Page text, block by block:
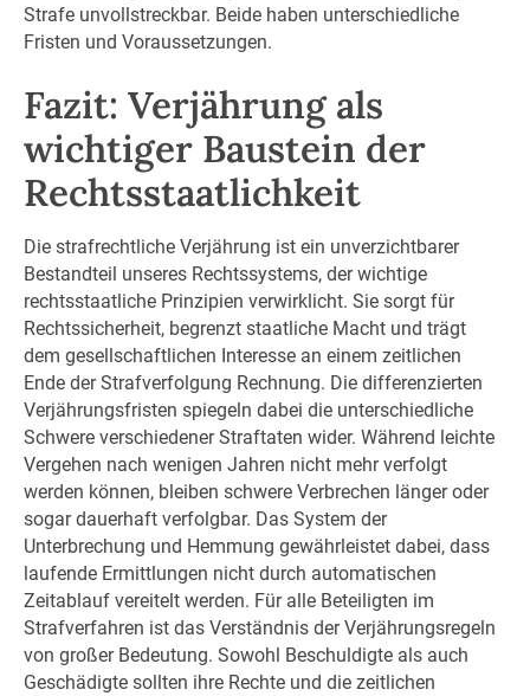
Strafe unvollstreckbar. Beide haben unterschiedliche
Fristen und Voraussetzungen.
Fazit: Verjährung als
wichtiger Baustein der
Rechtsstaatlichkeit
Die strafrechtliche Verjährung ist ein unverzichtbarer
Bestandteil unseres Rechtssystems, der wichtige
rechtsstaatliche Prinzipien verwirklicht. Sie sorgt für
Rechtssicherheit, begrenzt staatliche Macht und trägt
dem gesellschaftlichen Interesse an einem zeitlichen
Ende der Strafverfolgung Rechnung. Die differenzierten
Verjährungsfristen spiegeln dabei die unterschiedliche
Schwere verschiedener Straftaten wider. Während leichte
Vergehen nach wenigen Jahren nicht mehr verfolgt
werden können, bleiben schwere Verbrechen länger oder
sogar dauerhaft verfolgbar. Das System der
Unterbrechung und Hemmung gewährleistet dabei, dass
laufende Ermittlungen nicht durch automatischen
Zeitablauf vereitelt werden. Für alle Beteiligten im
Strafverfahren ist das Verständnis der Verjährungsregeln
von großer Bedeutung. Sowohl Beschuldigte als auch
Geschädigte sollten ihre Rechte und die zeitlichen